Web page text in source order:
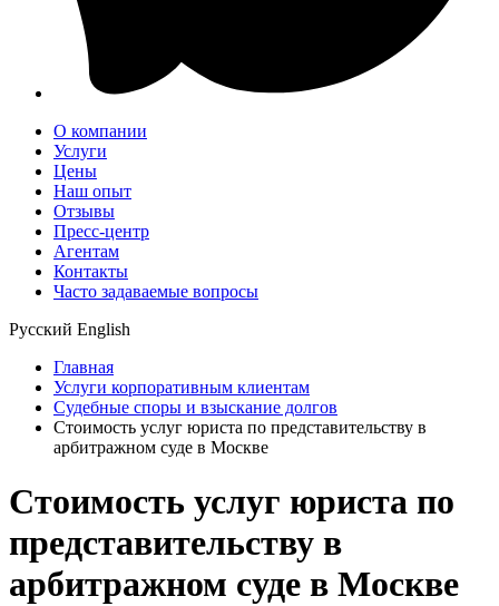
О компании
Услуги
Цены
Наш опыт
Отзывы
Пресс-центр
Агентам
Контакты
Часто задаваемые вопросы
Русский English
Главная
Услуги корпоративным клиентам
Судебные споры и взыскание долгов
Стоимость услуг юриста по представительству в
арбитражном суде в Москве
Стоимость услуг юриста по
представительству в
арбитражном суде в Москве